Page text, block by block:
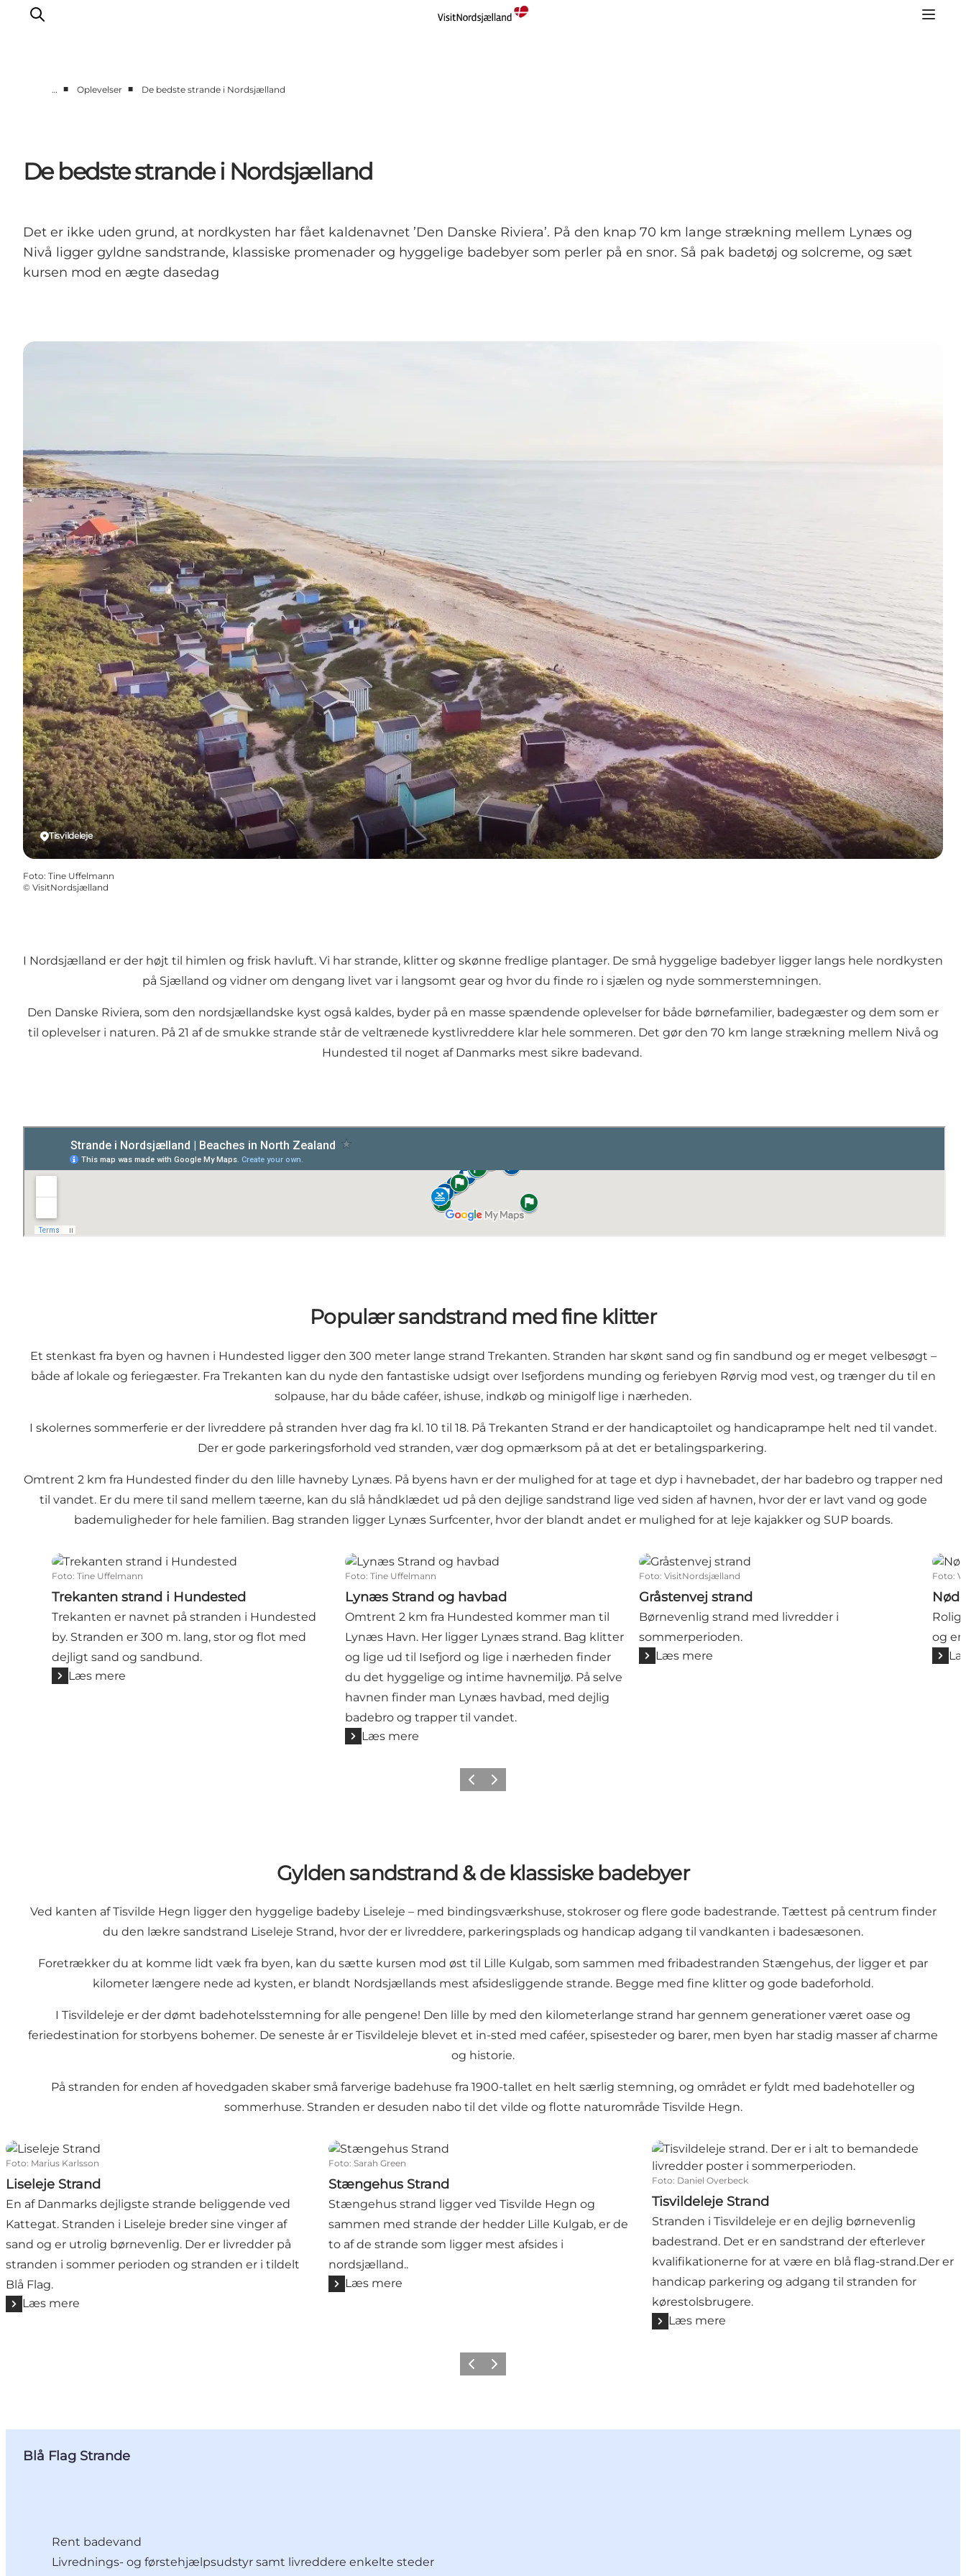
Det Sker
Overnatning
Planlæg ferien
… ■ Oplevelser ■ De bedste strande i Nordsjælland
De bedste strande i Nordsjælland
Det er ikke uden grund, at nordkysten har fået kaldenavnet ’Den Danske Riviera’. På den knap 70 km lange strækning mellem Lynæs og
Nivå ligger gyldne sandstrande, klassiske promenader og hyggelige badebyer som perler på en snor. Så pak badetøj og solcreme, og sæt
kursen mod en ægte dasedag
Tisvildeleje
Foto: Tine Uffelmann
© VisitNordsjælland
I Nordsjælland er der højt til himlen og frisk havluft. Vi har strande, klitter og skønne fredlige plantager. De små hyggelige badebyer ligger langs hele nordkysten
på Sjælland og vidner om dengang livet var i langsomt gear og hvor du finde ro i sjælen og nyde sommerstemningen.
Den Danske Riviera, som den nordsjællandske kyst også kaldes, byder på en masse spændende oplevelser for både børnefamilier, badegæster og dem som er
til oplevelser i naturen. På 21 af de smukke strande står de veltrænede kystlivreddere klar hele sommeren. Det gør den 70 km lange strækning mellem Nivå og
Hundested til noget af Danmarks mest sikre badevand.
Populær sandstrand med fine klitter
Et stenkast fra byen og havnen i Hundested ligger den 300 meter lange strand Trekanten. Stranden har skønt sand og fin sandbund og er meget velbesøgt –
både af lokale og feriegæster. Fra Trekanten kan du nyde den fantastiske udsigt over Isefjordens munding og feriebyen Rørvig mod vest, og trænger du til en
solpause, har du både caféer, ishuse, indkøb og minigolf lige i nærheden.
I skoler­nes sommerferie er der livreddere på stranden hver dag fra kl. 10 til 18. På Trekanten Strand er der handicaptoilet og handicaprampe helt ned til vandet.
Der er gode parkeringsforhold ved stranden, vær dog opmærksom på at det er betalingsparkering.
Omtrent 2 km fra Hundested finder du den lille havneby Lynæs. På byens havn er der mulighed for at tage et dyp i havnebadet, der har badebro og trapper ned
til vandet. Er du mere til sand mellem tæerne, kan du slå håndklædet ud på den dejlige sandstrand lige ved siden af havnen, hvor der er lavt vand og gode
bademuligheder for hele familien. Bag stranden ligger Lynæs Surfcenter, hvor der blandt andet er mulighed for at leje kajakker og SUP boards.
Trekanten strand i Hundested
Foto: Tine Uffelmann
Trekanten strand i Hundested
Trekanten er navnet på stranden i Hundested
by. Stranden er 300 m. lang, stor og flot med
dejligt sand og sandbund.
Læs mere
Lynæs Strand og havbad
Foto: Tine Uffelmann
Lynæs Strand og havbad
Omtrent 2 km fra Hundested kommer man til
Lynæs Havn. Her ligger Lynæs strand. Bag klitter
og lige ud til Isefjord og lige i nærheden finder
du det hyggelige og intime havnemiljø. På selve
havnen finder man Lynæs havbad, med dejlig
badebro og trapper til vandet.
Læs mere
Gråstenvej strand
Foto: VisitNordsjælland
Gråstenvej strand
Børnevenlig strand med livredder i
sommerperioden.
Læs mere
Foto:
Rolig
og
ForrigeNæste
Gylden sandstrand & de klassiske badebyer
Ved kanten af Tisvilde Hegn ligger den hyggelige badeby Liseleje – med bindingsværkshuse, stokroser og flere gode badestrande. Tættest på centrum finder
du den lækre sandstrand Liseleje Strand, hvor der er livreddere, parkeringsplads og handicap adgang til vandkanten i badesæsonen.
Foretrækker du at komme lidt væk fra byen, kan du sætte kursen mod øst til Lille Kulgab, som sammen med fribadestranden Stængehus, der ligger et par
kilometer længere nede ad kysten, er blandt Nordsjællands mest afsidesliggende strande. Begge med fine klitter og gode badeforhold.
I Tisvildeleje er der dømt badehotelsstemning for alle pengene! Den lille by med den kilometerlange strand har gennem generationer været oase og
feriedestination for storbyens bohemer. De seneste år er Tisvildeleje blevet et in-sted med caféer, spisesteder og barer, men byen har stadig masser af charme
og historie.
På stranden for enden af hovedgaden skaber små farverige badehuse fra 1900-tallet en helt særlig stemning, og området er fyldt med badehoteller og
sommerhuse. Stranden er desuden nabo til det vilde og flotte naturområde Tisvilde Hegn.
Liseleje Strand
Foto: Marius Karlsson
Liseleje Strand
En af Danmarks dejligste strande beliggende ved
Kattegat. Stranden i Liseleje breder sine vinger af
sand og er utrolig børnevenlig. Der er livredder på
stranden i sommer perioden og stranden er i tildelt
Blå Flag.
Læs mere
Stængehus Strand
Foto: Sarah Green
Stængehus Strand
Stængehus strand ligger ved Tisvilde Hegn og
sammen med strande der hedder Lille Kulgab, er de
to af de strande som ligger mest afsides i
nordsjælland..
Læs mere
Tisvildeleje Strand
Foto: Daniel Overbeck
Tisvildeleje Strand
Stranden i Tisvildeleje er en dejlig børnevenlig
badestrand. Det er en sandstrand der efterlever
kvalifikationerne for at være en blå flag-strand.Der er
handicap parkering og adgang til stranden for
kørestolsbrugere.
Læs mere
ForrigeNæste
Blå Flag Strande
Rent badevand
Livrednings- og førstehjælpsudstyr samt livreddere enkelte steder